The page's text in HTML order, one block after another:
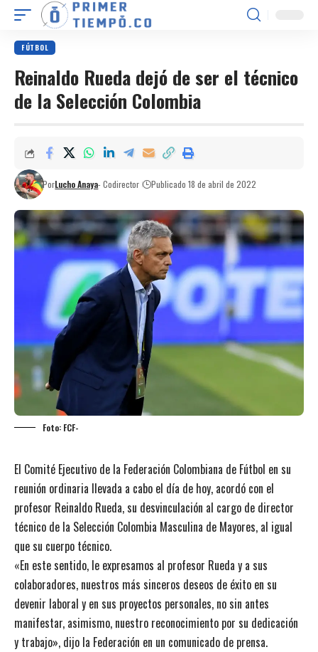
FÚTBOL
Reinaldo Rueda dejó de ser el técnico
de la Selección Colombia
PorLucho Anaya- Codirector Publicado 18 de abril de 2022
Foto: FCF-
El Comité Ejecutivo de la Federación Colombiana de Fútbol en su
reunión ordinaria llevada a cabo el día de hoy, acordó con el
profesor Reinaldo Rueda, su desvinculación al cargo de director
técnico de la Selección Colombia Masculina de Mayores, al igual
que su cuerpo técnico.
«En este sentido, le expresamos al profesor Rueda y a sus
colaboradores, nuestros más sinceros deseos de éxito en su
devenir laboral y en sus proyectos personales, no sin antes
manifestar, asimismo, nuestro reconocimiento por su dedicación
y trabajo», dijo la Federación en un comunicado de prensa.